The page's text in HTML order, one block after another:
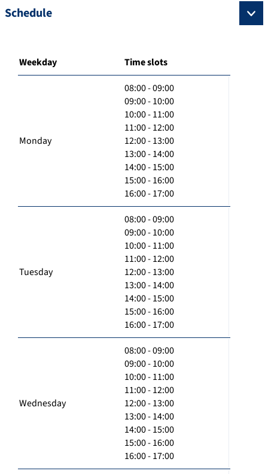
Schedule
Weekday Time slots
Monday
08:00 - 09:00
09:00 - 10:00
10:00 - 11:00
11:00 - 12:00
12:00 - 13:00
13:00 - 14:00
14:00 - 15:00
15:00 - 16:00
16:00 - 17:00
Tuesday
08:00 - 09:00
09:00 - 10:00
10:00 - 11:00
11:00 - 12:00
12:00 - 13:00
13:00 - 14:00
14:00 - 15:00
15:00 - 16:00
16:00 - 17:00
Wednesday
08:00 - 09:00
09:00 - 10:00
10:00 - 11:00
11:00 - 12:00
12:00 - 13:00
13:00 - 14:00
14:00 - 15:00
15:00 - 16:00
16:00 - 17:00